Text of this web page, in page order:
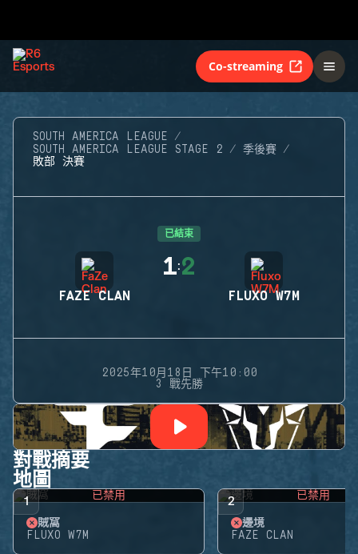
Co-streaming
SOUTH AMERICA LEAGUE
SOUTH AMERICA LEAGUE STAGE 2
季後賽
敗部 決賽
已結束
FAZE CLAN
1:2
FLUXO W7M
2025年10月18日 下午10:00
3 戰先勝
對戰摘要
地圖
1 已禁用
賊窩
FLUXO W7M
2 已禁用
邊境
FAZE CLAN